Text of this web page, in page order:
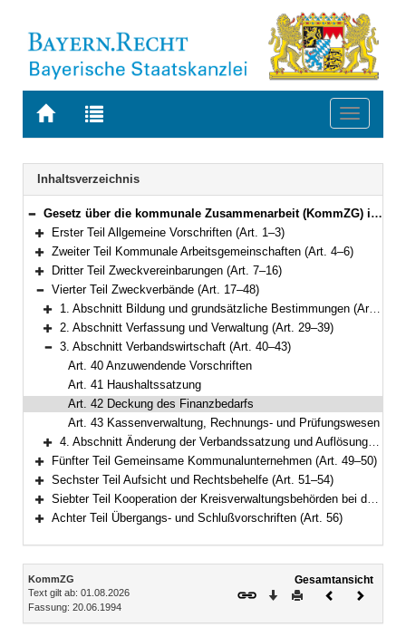
Zur
BAYERN.RECHT
Zur
letzten
Suche
Toggle
Navigation
Inhaltsverzeichnis
Bereich reduzieren
Gesetz über die kommunale Zusammenarbeit (KommZG) in der Fassung der Bekanntmachung vom 20. Juni 1994 (GVBl. S. 555; 1995 S. 98) BayRS 2020-6-1-I (Art. 1–56)
Bereich erweitern
Erster Teil Allgemeine Vorschriften (Art. 1–3)
Bereich erweitern
Zweiter Teil Kommunale Arbeitsgemeinschaften (Art. 4–6)
Bereich erweitern
Dritter Teil Zweckvereinbarungen (Art. 7–16)
Bereich reduzieren
Vierter Teil Zweckverbände (Art. 17–48)
Bereich erweitern
1. Abschnitt Bildung und grundsätzliche Bestimmungen (Art. 17–28)
Bereich erweitern
2. Abschnitt Verfassung und Verwaltung (Art. 29–39)
Bereich reduzieren
3. Abschnitt Verbandswirtschaft (Art. 40–43)
Art. 40 Anzuwendende Vorschriften
Art. 41 Haushaltssatzung
Art. 42 Deckung des Finanzbedarfs
Art. 43 Kassenverwaltung, Rechnungs- und Prüfungswesen
Bereich erweitern
4. Abschnitt Änderung der Verbandssatzung und Auflösung (Art. 44–48)
Bereich erweitern
Fünfter Teil Gemeinsame Kommunalunternehmen (Art. 49–50)
Bereich erweitern
Sechster Teil Aufsicht und Rechtsbehelfe (Art. 51–54)
Bereich erweitern
Siebter Teil Kooperation der Kreisverwaltungsbehörden bei der Wahrnehmung staatlicher Aufgaben (Art. 55)
Achter Teil Übergangs- und Schlußvorschriften (Art. 56)
Inhalt
KommZG
Text gilt ab: 01.08.2026
Fassung: 20.06.1994
Gesamtansicht
Download
DruckenVorheriges